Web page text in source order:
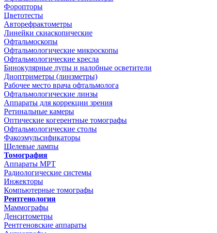
Форопторы
Цветотесты
Авторефрактометры
Линейки скиаскопические
Офтальмоскопы
Офтальмологические микроскопы
Офтальмологические кресла
Бинокулярные лупы и налобные осветители
Диоптриметры (линзметры)
Рабочее место врача офтальмолога
Офтальмологические линзы
Аппараты для коррекции зрения
Ретинальные камеры
Оптические когерентные томографы
Офтальмологические столы
Факоэмульсификаторы
Щелевые лампы
Томография
Аппараты МРТ
Радиологические системы
Инжекторы
Компьютерные томографы
Рентгенология
Маммографы
Денситометры
Рентгеновские аппараты